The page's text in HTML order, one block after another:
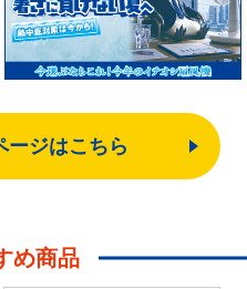
ージはこちら
め商品